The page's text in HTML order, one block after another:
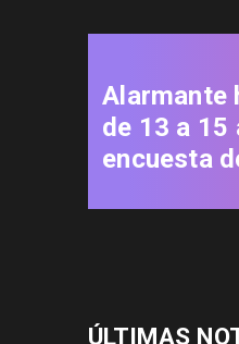
Alarmante
de 13 a 15
encuesta
ÚLTIMAS